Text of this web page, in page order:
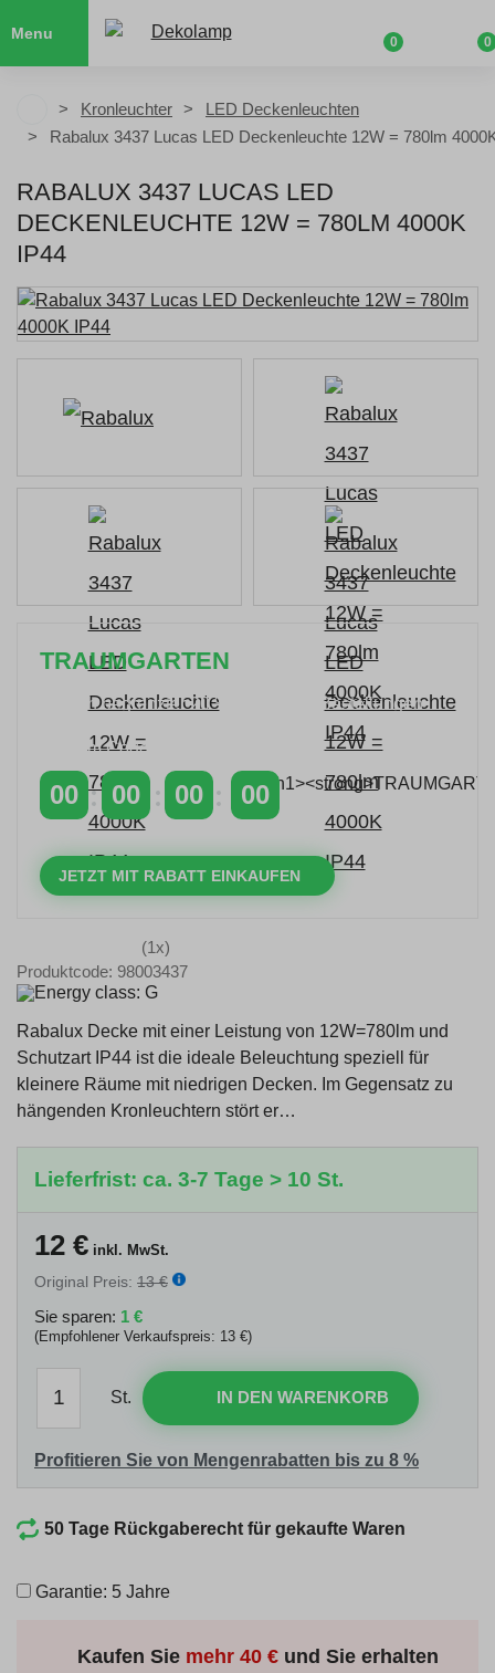
Menu
0 0
Kronleuchter
LED Deckenleuchten
Rabalux 3437 Lucas LED Deckenleuchte 12W = 780lm
RABALUX 3437 LUCAS LED
DECKENLEUCHTE 12W = 780LM 4000K
IP44
TRAUMGARTEN
Zeitlich begrenzter 20 % Rabatt auf Bestellungen
mit dem Code: VIP20AT
00 00 00 00
JETZT MIT RABATT EINKAUFEN
(1x)
Produktcode: 98003437
Rabalux Decke mit einer Leistung von 12W=780lm und
Schutzart IP44 ist die ideale Beleuchtung speziell für
kleinere Räume mit niedrigen Decken. Im Gegensatz zu
hängenden Kronleuchtern stört er…
Lieferfrist: ca. 3-7 Tage > 10 St.
12 € inkl. MwSt.
Original Preis: 13 €
Sie sparen: 1 €
(Empfohlener Verkaufspreis: 13 €)
St. IN DEN WARENKORB
Profitieren Sie von Mengenrabatten bis zu 8 %
50 Tage Rückgaberecht für gekaufte Waren
Garantie: 5 Jahre
Kaufen Sie mehr40 €und Sie erhalten